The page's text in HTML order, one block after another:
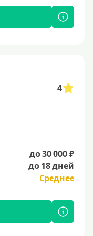
4
до 30 000 ₽
до 18 дней
Среднее